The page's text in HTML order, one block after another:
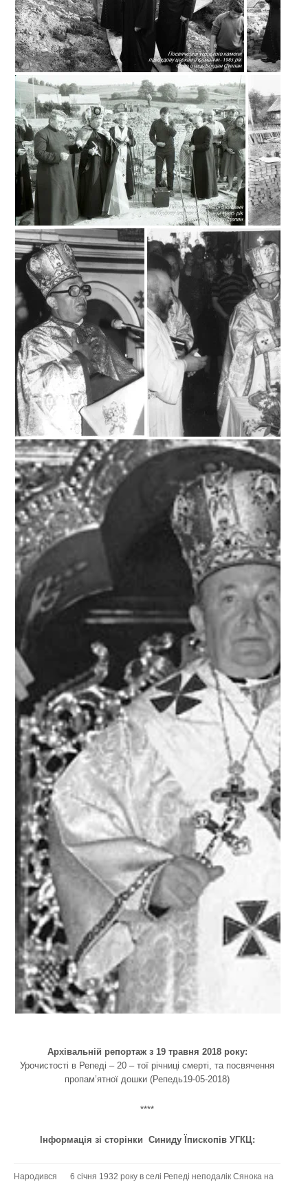
Архівальній репортаж з 19 травня 2018 року:
Урочистості в Репеді – 20 – тої річниці смерті, та посвячення
пропам’ятної дошки (Репедь19-05-2018)
****
Інформація зі сторінки Синиду Їпископів УГКЦ:
Народився
6 січня 1932 року в селі Репеді неподалік Сянока на